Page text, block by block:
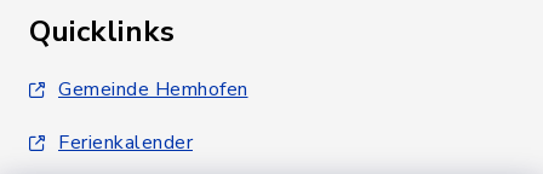
Quicklinks
Gemeinde Hemhofen
Ferienkalender